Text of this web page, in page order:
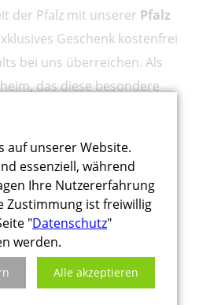
der Pfalz mit unserer Pfalz
Geschenk kostenfrei
bei uns überreichen. Als
das diese besondere
Ihnen diesen
zu können.
Pfalz Card:
Genießen Sie kostenlosen
zu zahlreichen
Sehenswürdigkeiten in
Profitieren
auf unserer Website.
essenziell, während
Ihre Nutzererfahrung
Zustimmung ist freiwillig
"Datenschutz"
werden.
Alle akzeptieren